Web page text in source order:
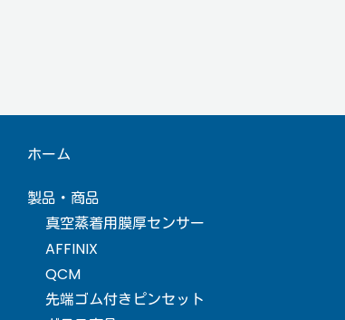
ホーム
製品・商品
真空蒸着用膜厚センサー
AFFINIX
QCM
先端ゴム付きピンセット